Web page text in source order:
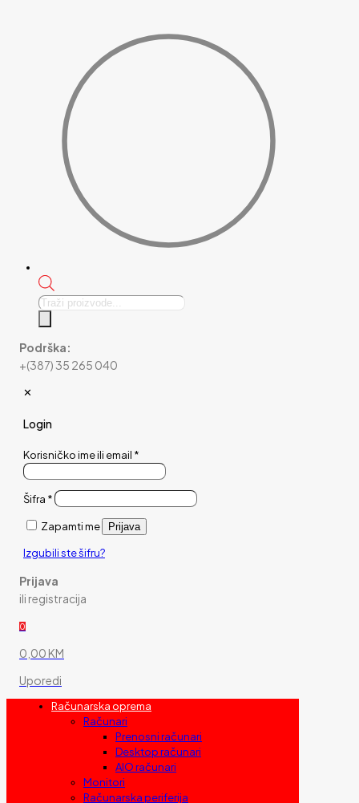
Products
Podrška:
+(387) 35 265 040
✕
Login
Korisničko ime ili email *
Šifra *
Zapamti me Prijava
Izgubili ste šifru?
Prijava
ili registracija
0
0,00 KM
Uporedi
Računarska oprema
Računari
Prenosni računari
Desktop računari
AIO računari
Monitori
Računarska periferija